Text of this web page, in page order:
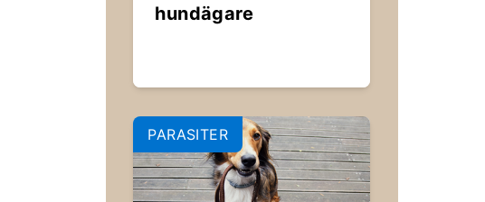
hundägare
PARASITER